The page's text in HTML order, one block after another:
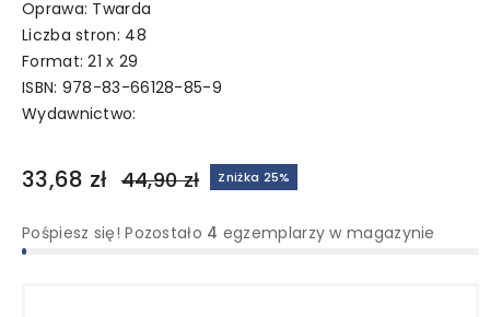
Oprawa: Twarda
Liczba stron: 48
Format: 21 x 29
ISBN: 978-83-66128-85-9
Wydawnictwo:
33,68 zł 44,90 zł Zniżka 25%
Pośpiesz się! Pozostało 4 egzemplarzy w magazynie